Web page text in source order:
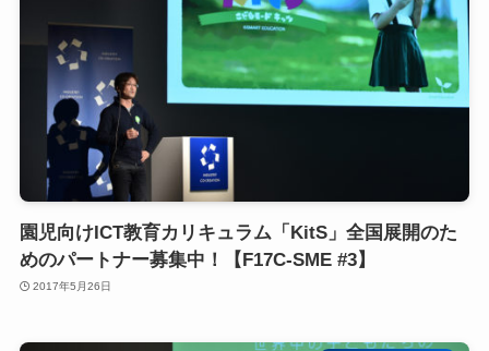
園児向けICT教育カリキュラム「KitS」全国展開のた
めのパートナー募集中！【F17C-SME #3】
2017年5月26日